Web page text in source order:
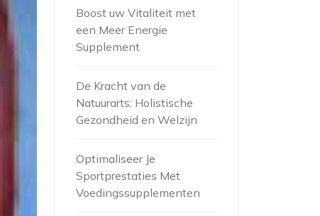
Boost uw Vitaliteit met
een Meer Energie
Supplement
De Kracht van de
Natuurarts: Holistische
Gezondheid en Welzijn
Optimaliseer Je
Sportprestaties Met
Voedingssupplementen